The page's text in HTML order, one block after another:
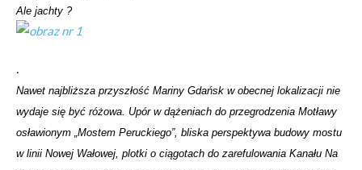
Ale jachty ?
.
Nawet najbliższa przyszłość Mariny Gdańsk w obecnej lokalizacji nie
wydaje się być różowa. Upór w dążeniach do przegrodzenia Motławy
osławionym „Mostem Peruckiego”, bliska perspektywa budowy mostu
w linii Nowej Wałowej, plotki o ciągotach do zarefulowania Kanału Na